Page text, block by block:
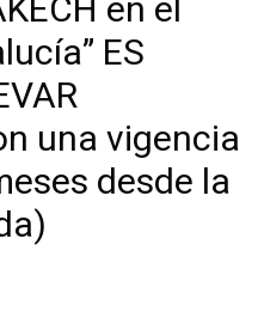
ES
una vigencia
desde la